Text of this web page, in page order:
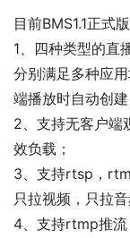
目前BMS1.1正式
1、四种类型的直
分别满足多种应
端播放时自动创建
2、支持无客户端
效负载；
3、支持rtsp，
只拉视频，只拉音
4、支持rtmp推流